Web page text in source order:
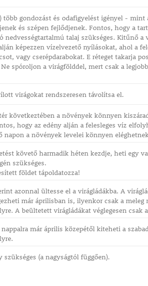
gondozást és odafigyelést igényel -
és szépen fejlődjenek. Fontos, hogy a
talaj szükséges. Kitűnő a
képezzen vízelvezető nyílásokat, ahol a
vagy cserépdarabokat. E réteget takarja
spóroljon a virágfölddel, mert csak a
virágokat rendszeresen távolítsa el.
következtében a növények könnyen
hogy az edény alján a felesleges víz
a növények levelei könnyen
követő harmadik héten kezdje, heti egy
szükséges.
földet tápoldatozza!
azonnal ültesse el a virágládákba. A
már áprilisban is, ilyenkor csak a meleg
A beültetett virágládákat véglegesen csak
már április közepétől kiteheti a
(a nagyságtól függően).